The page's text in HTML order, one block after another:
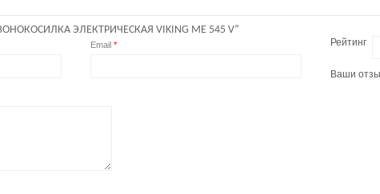
ЭЛЕКТРИЧЕСКАЯ VIKING ME 545 V”
Email * Рейтинг
Ваши